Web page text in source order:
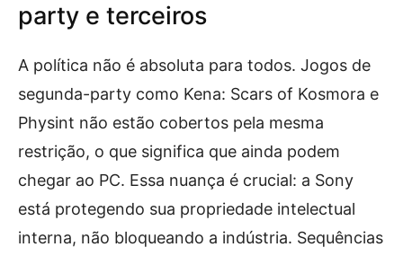
party e terceiros
A política não é absoluta para todos. Jogos de
segunda-party como Kena: Scars of Kosmora e
Physint não estão cobertos pela mesma
restrição, o que significa que ainda podem
chegar ao PC. Essa nuança é crucial: a Sony
está protegendo sua propriedade intelectual
interna, não bloqueando a indústria. Sequências